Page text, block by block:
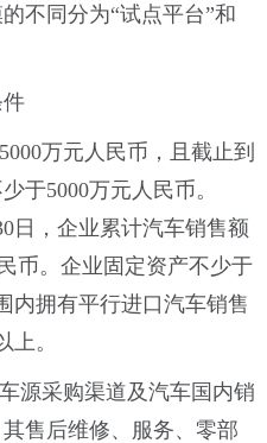
不同分为“试点平台”和
件
万元人民币，且截止到
于5000万元人民币。
日，企业累计汽车销售额
币。企业固定资产不少于
内拥有平行进口汽车销售
。
源采购渠道及汽车国内销
售后维修、服务、零部